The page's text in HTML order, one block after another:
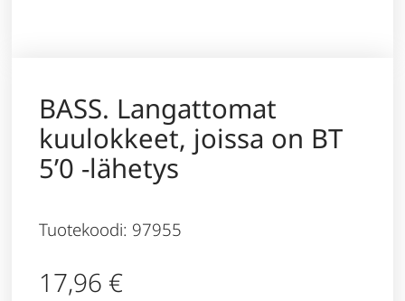
BASS. Langattomat
kuulokkeet, joissa on BT
5’0 -lähetys
Tuotekoodi: 97955
17,96 €